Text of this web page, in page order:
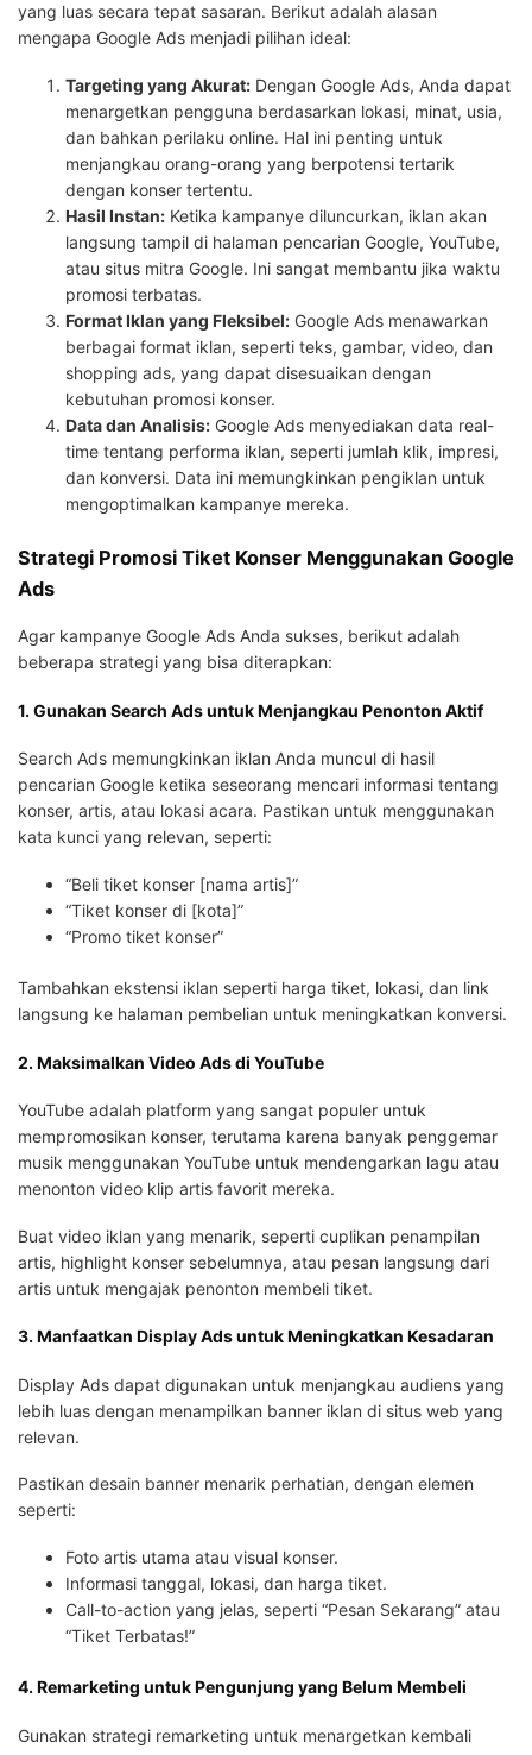
yang luas secara tepat sasaran. Berikut adalah alasan
mengapa Google Ads menjadi pilihan ideal:
Targeting yang Akurat: Dengan Google Ads, Anda dapat
menargetkan pengguna berdasarkan lokasi, minat, usia,
dan bahkan perilaku online. Hal ini penting untuk
menjangkau orang-orang yang berpotensi tertarik
dengan konser tertentu.
Hasil Instan: Ketika kampanye diluncurkan, iklan akan
langsung tampil di halaman pencarian Google, YouTube,
atau situs mitra Google. Ini sangat membantu jika waktu
promosi terbatas.
Format Iklan yang Fleksibel: Google Ads menawarkan
berbagai format iklan, seperti teks, gambar, video, dan
shopping ads, yang dapat disesuaikan dengan
kebutuhan promosi konser.
Data dan Analisis: Google Ads menyediakan data real-
time tentang performa iklan, seperti jumlah klik, impresi,
dan konversi. Data ini memungkinkan pengiklan untuk
mengoptimalkan kampanye mereka.
Strategi Promosi Tiket Konser Menggunakan Google
Ads
Agar kampanye Google Ads Anda sukses, berikut adalah
beberapa strategi yang bisa diterapkan:
1. Gunakan Search Ads untuk Menjangkau Penonton Aktif
Search Ads memungkinkan iklan Anda muncul di hasil
pencarian Google ketika seseorang mencari informasi tentang
konser, artis, atau lokasi acara. Pastikan untuk menggunakan
kata kunci yang relevan, seperti:
“Beli tiket konser [nama artis]”
“Tiket konser di [kota]”
“Promo tiket konser”
Tambahkan ekstensi iklan seperti harga tiket, lokasi, dan link
langsung ke halaman pembelian untuk meningkatkan konversi.
2. Maksimalkan Video Ads di YouTube
YouTube adalah platform yang sangat populer untuk
mempromosikan konser, terutama karena banyak penggemar
musik menggunakan YouTube untuk mendengarkan lagu atau
menonton video klip artis favorit mereka.
Buat video iklan yang menarik, seperti cuplikan penampilan
artis, highlight konser sebelumnya, atau pesan langsung dari
artis untuk mengajak penonton membeli tiket.
3. Manfaatkan Display Ads untuk Meningkatkan Kesadaran
Display Ads dapat digunakan untuk menjangkau audiens yang
lebih luas dengan menampilkan banner iklan di situs web yang
relevan.
Pastikan desain banner menarik perhatian, dengan elemen
seperti:
Foto artis utama atau visual konser.
Informasi tanggal, lokasi, dan harga tiket.
Call-to-action yang jelas, seperti “Pesan Sekarang” atau
“Tiket Terbatas!”
4. Remarketing untuk Pengunjung yang Belum Membeli
Gunakan strategi remarketing untuk menargetkan kembali